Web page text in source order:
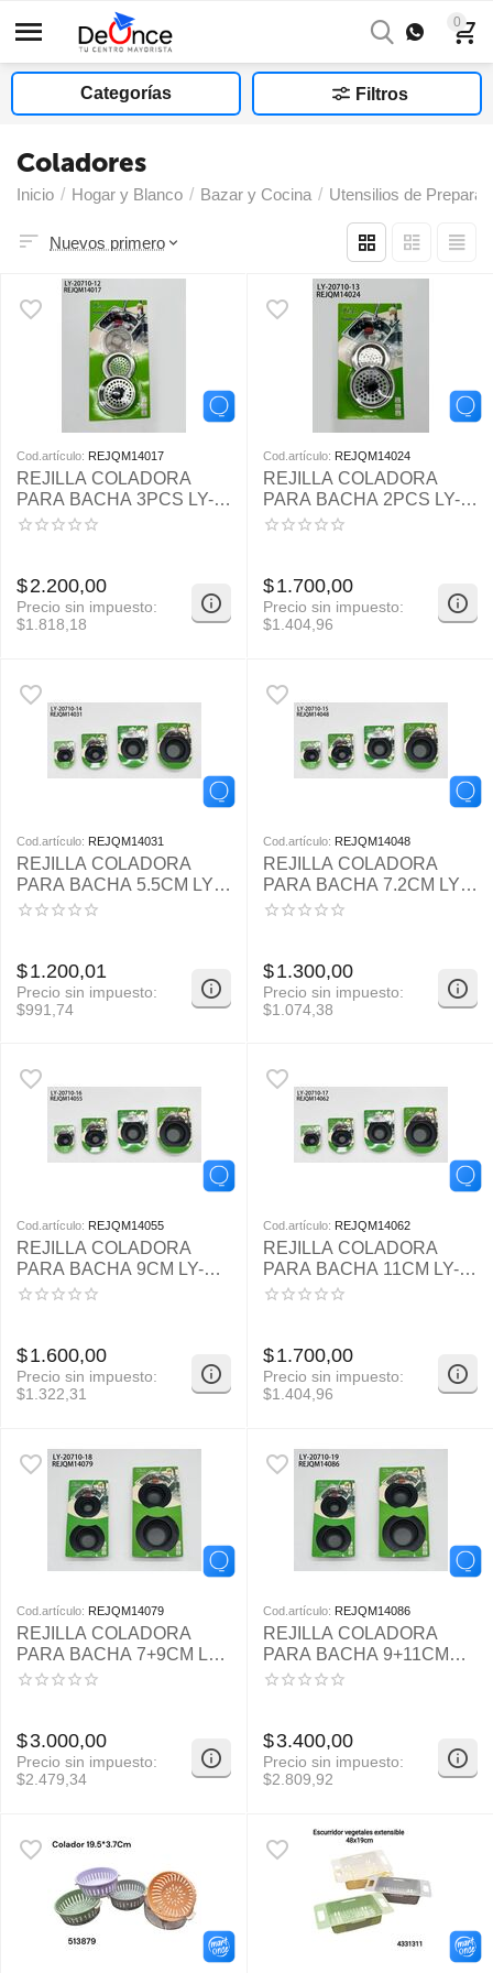
0
Categorías Filtros
Coladores
Inicio / Hogar y Blanco / Bazar y Cocina / Utensilios de
Nuevos primero
Cod.artículo: REJQM14017
REJILLA COLADORA
PARA BACHA 3PCS LY-
20710-12
$2.200,00
Precio sin impuesto:
$1.818,18
Cod.artículo: REJQM14024
REJILLA COLADORA
PARA BACHA 2PCS LY-
20710-13
$1.700,00
Precio sin impuesto:
$1.404,96
Cod.artículo: REJQM14031
REJILLA COLADORA
PARA BACHA 5.5CM LY-
20710-14
$1.200,01
Precio sin impuesto:
$991,74
Cod.artículo: REJQM14048
REJILLA COLADORA
PARA BACHA 7.2CM LY-
20710-15
$1.300,00
Precio sin impuesto:
$1.074,38
Cod.artículo: REJQM14055
REJILLA COLADORA
PARA BACHA 9CM LY-
20710-16
$1.600,00
Precio sin impuesto:
$1.322,31
Cod.artículo: REJQM14062
REJILLA COLADORA
PARA BACHA 11CM LY-
20710-17
$1.700,00
Precio sin impuesto:
$1.404,96
Cod.artículo: REJQM14079
REJILLA COLADORA
PARA BACHA 7+9CM LY-
20710-18
$3.000,00
Precio sin impuesto:
$2.479,34
Cod.artículo: REJQM14086
REJILLA COLADORA
PARA BACHA 9+11CM
LY-20710-19
$3.400,00
Precio sin impuesto:
$2.809,92